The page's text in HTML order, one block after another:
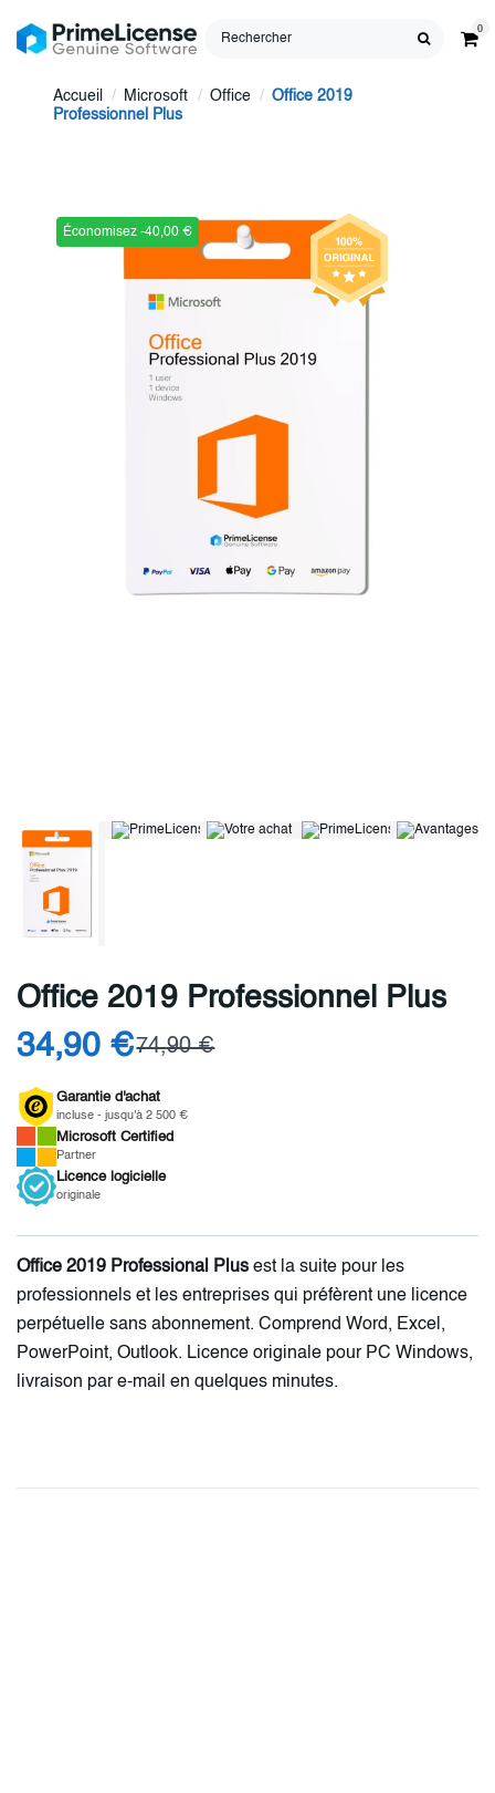
0
Accueil Microsoft Office
Office 2019
Professionnel Plus
Économisez -40,00 €
Office 2019 Professionnel Plus
34,90 €74,90 €
Garantie d'achat
incluse - jusqu'à 2 500 €
Microsoft Certified
Partner
Licence logicielle
originale
Office 2019 Professional Plus est la suite pour les
professionnels et les entreprises qui préfèrent une licence
perpétuelle sans abonnement. Comprend Word, Excel,
PowerPoint, Outlook. Licence originale pour PC Windows,
livraison par e-mail en quelques minutes.